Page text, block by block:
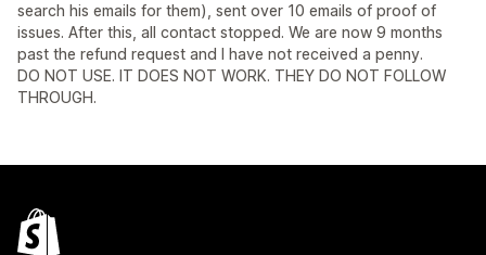
search his emails for them), sent over 10 emails of proof of
issues. After this, all contact stopped. We are now 9 months
past the refund request and I have not received a penny.
DO NOT USE. IT DOES NOT WORK. THEY DO NOT FOLLOW
THROUGH.